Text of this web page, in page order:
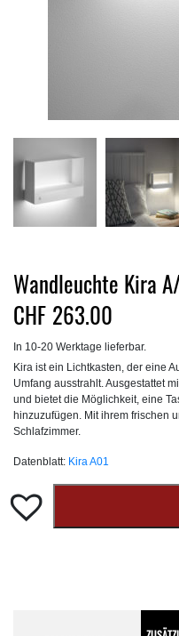
Wandleuchte Kira
CHF 263.00
In 10-20 Werktage lieferbar.
Kira ist ein Lichtkasten, der eine
Umfang ausstrahlt. Ausgestattet
und bietet die Möglichkeit, eine
hinzuzufügen. Mit ihrem frischen
Schlafzimmer.
Datenblatt: Kira A01